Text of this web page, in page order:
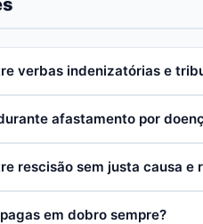
verbas indenizatórias e
afastamento por
rescisão sem justa causa e
em dobro sempre?